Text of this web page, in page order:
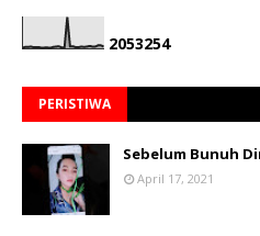
2053254
PERISTIWA
Sebelum Bunuh
April 17, 2021